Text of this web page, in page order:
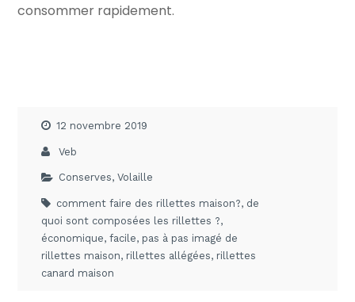
consommer rapidement.
12 novembre 2019
Veb
Conserves,Volaille
comment faire des rillettes maison?, de
quoi sont composées les rillettes ?,
économique,facile, pas à pas imagé de
rillettes maison, rillettes allégées, rillettes
canard maison